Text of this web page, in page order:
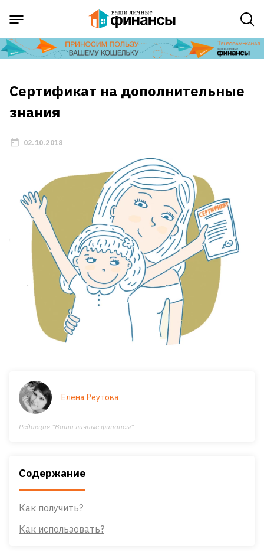
Сертификат на дополнительные
знания
02.10.2018
Елена Реутова
Редакция "Ваши личные финансы"
Содержание
Как получить?
Как использовать?